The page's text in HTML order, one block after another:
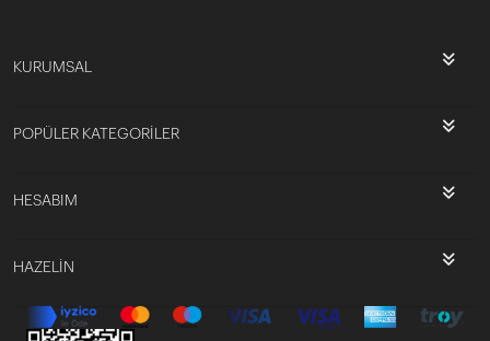
KURUMSAL
POPÜLER KATEGORİLER
HESABIM
HAZELİN